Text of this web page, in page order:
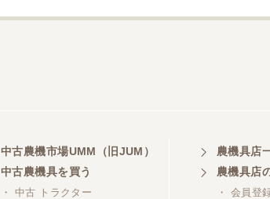
中古農機市場UMM（旧JUM）
中古農機具を買う
・ 中古 トラクター
農機具店
農機具店
・ 会員登